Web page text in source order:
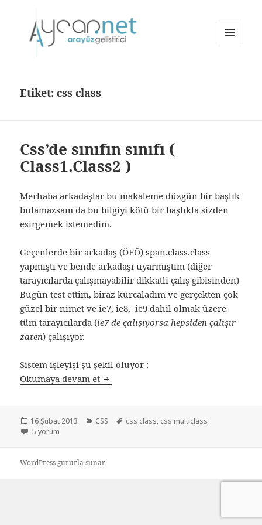
Etiket:css class
Css’de sınıfın sınıfı (
Class1.Class2 )
Merhaba arkadaşlar bu makaleme düzgün bir başlık
bulamazsam da bu bilgiyi kötü bir başlıkla sizden
esirgemek istemedim.
Geçenlerde bir arkadaş (ÖFÖ) span.class.class
yapmıştı ve bende arkadaşı uyarmıştım (diğer
tarayıcılarda çalışmayabilir dikkatli çalış gibisinden)
Bugün test ettim, biraz kurcaladım ve gerçekten çok
güzel bir nimet ve ie7, ie8, ie9 dahil olmak üzere
tüm tarayıcılarda (ie7 de çalışıyorsa hepsiden çalışır
zaten) çalışıyor.
Sistem işleyişi şu şekil oluyor :
Okumaya devam et Css’de sınıfın sınıfı ( Class1.Class2 )
Yayın
tarihi
16 Şubat 2013 Kategoriler
CSS Etiketler
css class, css multiclass
Css’de sınıfın sınıfı ( Class1.Class2 ) için
5 yorum
WordPress gururla sunar